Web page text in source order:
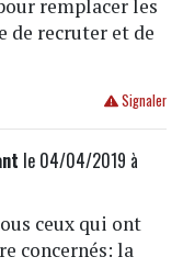
remplacer les
de recruter et de
Signaler
le 04/04/2019 à
ceux qui ont
concernés: la